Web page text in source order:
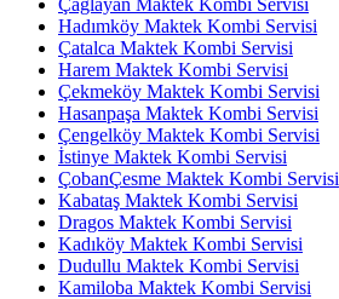
Çağlayan Maktek Kombi Servisi
Hadımköy Maktek Kombi Servisi
Çatalca Maktek Kombi Servisi
Harem Maktek Kombi Servisi
Çekmeköy Maktek Kombi Servisi
Hasanpaşa Maktek Kombi Servisi
Çengelköy Maktek Kombi Servisi
İstinye Maktek Kombi Servisi
ÇobanÇesme Maktek Kombi Servisi
Kabataş Maktek Kombi Servisi
Dragos Maktek Kombi Servisi
Kadıköy Maktek Kombi Servisi
Dudullu Maktek Kombi Servisi
Kamiloba Maktek Kombi Servisi